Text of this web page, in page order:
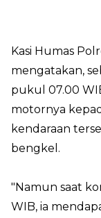
Kasi Humas
mengatakan,
pukul 07.00
motornya
kendaraan
bengkel.
"Namun saat
WIB, ia